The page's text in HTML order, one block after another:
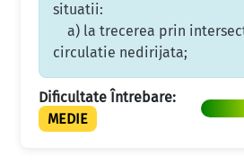
situatii:
a) la trecerea prin
circulatie nedirijata;
Dificultate Întrebare:
MEDIE